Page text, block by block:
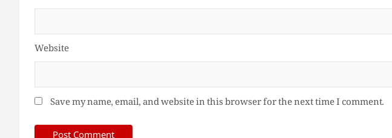
Website
Save my name, email, and website in this browser for the next time I comment.